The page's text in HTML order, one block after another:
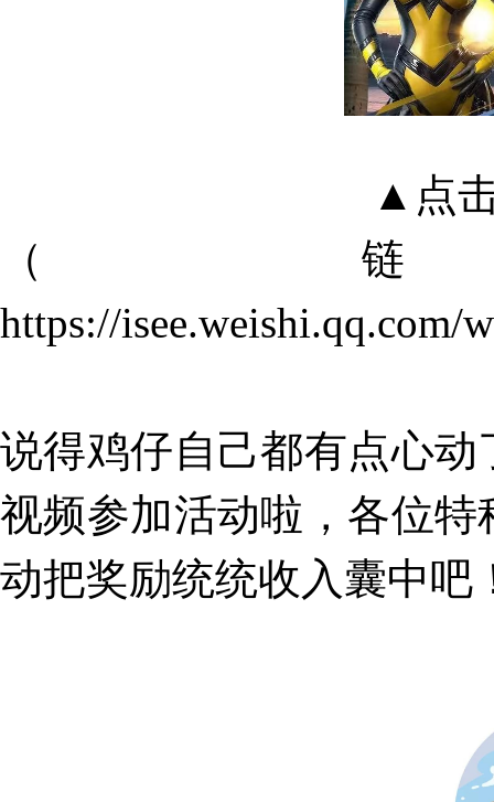
▲点
（
https://isee.weishi.qq.com/
说得鸡仔自己都有点心
视频参加活动啦，各位
动把奖励统统收入囊中吧